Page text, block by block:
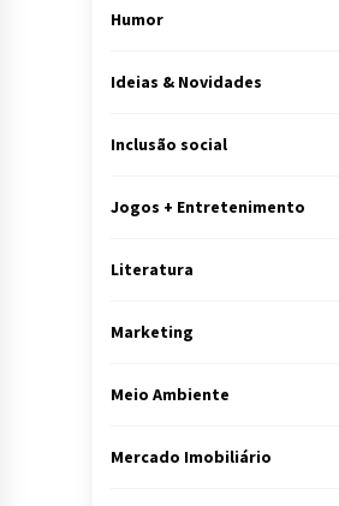
Humor
Ideias & Novidades
Inclusão social
Jogos + Entretenimento
Literatura
Marketing
Meio Ambiente
Mercado Imobiliário